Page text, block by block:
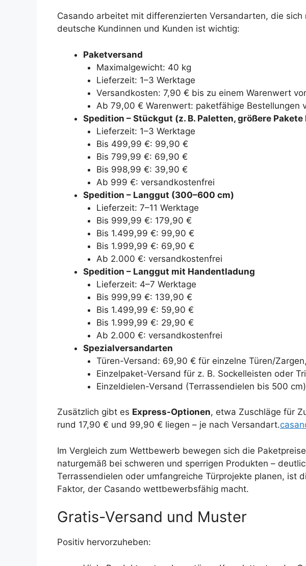
Casando arbeitet mit differenzierten Versandarten, die
deutsche Kundinnen und Kunden ist wichtig:
Paketversand
Maximalgewicht: 40 kg
Lieferzeit: 1–3 Werktage
Versandkosten: 7,90 € bis zu einem Warenwert
Ab 79,00 € Warenwert: paketfähige Bestellungen
Spedition – Stückgut (z. B. Paletten, größere
Lieferzeit: 1–3 Werktage
Bis 499,99 €: 99,90 €
Bis 799,99 €: 69,90 €
Bis 998,99 €: 39,90 €
Ab 999 €: versandkostenfrei
Spedition – Langgut (300–600 cm)
Lieferzeit: 7–11 Werktage
Bis 999,99 €: 179,90 €
Bis 1.499,99 €: 99,90 €
Bis 1.999,99 €: 69,90 €
Ab 2.000 €: versandkostenfrei
Spedition – Langgut mit Handentladung
Lieferzeit: 4–7 Werktage
Bis 999,99 €: 139,90 €
Bis 1.499,99 €: 59,90 €
Bis 1.999,99 €: 29,90 €
Ab 2.000 €: versandkostenfrei
Spezialversandarten
Türen-Versand: 69,90 € für einzelne Türen/
Einzelpaket-Versand für z. B. Sockelleisten oder
Einzeldielen-Versand (Terrassendielen bis 500
Zusätzlich gibt es Express-Optionen, etwa Zuschläge für
rund 17,90 € und 99,90 € liegen – je nach Versandart.
Im Vergleich zum Wettbewerb bewegen sich die
naturgemäß bei schweren und sperrigen Produkten –
Terrassendielen oder umfangreiche Türprojekte planen, ist
Faktor, der Casando wettbewerbsfähig macht.
Gratis-Versand und Muster
Positiv hervorzuheben: